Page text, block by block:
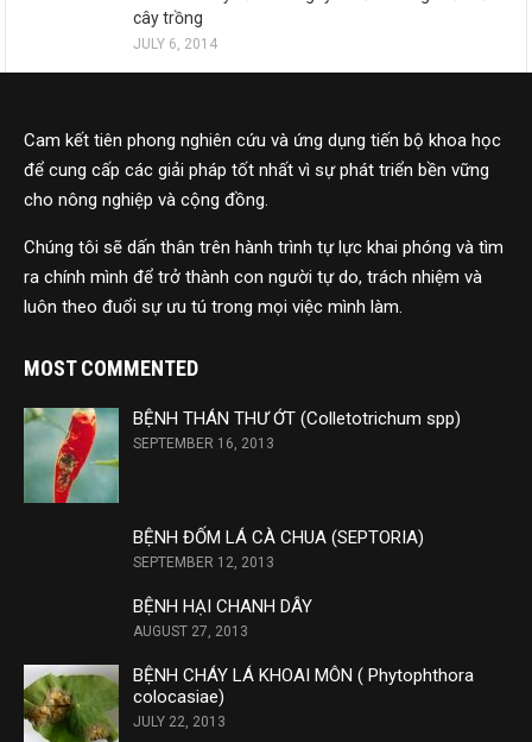
cây trồng
JULY 6, 2014
Cam kết tiên phong nghiên cứu và ứng dụng tiến bộ khoa học
để cung cấp các giải pháp tốt nhất vì sự phát triển bền vững
cho nông nghiệp và cộng đồng.
Chúng tôi sẽ dấn thân trên hành trình tự lực khai phóng và tìm
ra chính mình để trở thành con người tự do, trách nhiệm và
luôn theo đuổi sự ưu tú trong mọi việc mình làm.
MOST COMMENTED
BỆNH THÁN THƯ ỚT (Colletotrichum spp)
SEPTEMBER 16, 2013
BỆNH ĐỐM LÁ CÀ CHUA (SEPTORIA)
SEPTEMBER 12, 2013
BỆNH HẠI CHANH DÂY
AUGUST 27, 2013
BỆNH CHÁY LÁ KHOAI MÔN ( Phytophthora
colocasiae)
JULY 22, 2013